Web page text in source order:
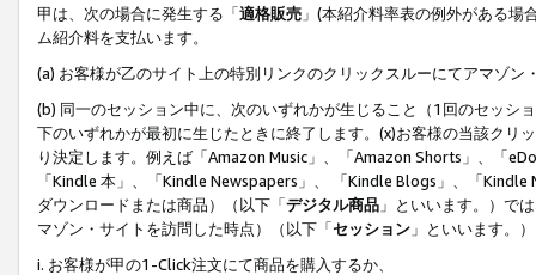
甲は、次の場合に発生する「適格販売 」(本紹介料率表の例外がある
ム紹介料を支払います。
(a) お客様が乙のサイト上の特別リンクのクリックスルーにてアマゾン
(b) 同一のセッション中に、次のいずれかが生じること（1回のセッシ
下のいずれかが最初に生じたときに終了します。(x)お客様の当該ク
り決定します。例えば「Amazon Music」、「Amazon Shorts」、「
「Kindle 本」、「Kindle Newspapers」、 「Kindle Blogs」、「
ダウンロードまたは商品）（以下「デジタル商品 」といいます。）で
マゾン・サイトを訪問した時点）（以下「セッション 」といいます。
i. お客様が甲の1-Click注文にて商品を購入するか、